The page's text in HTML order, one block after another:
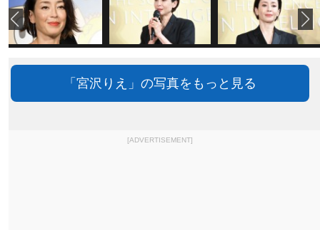
「宮沢りえ」の写真をもっと見る
[ADVERTISEMENT]